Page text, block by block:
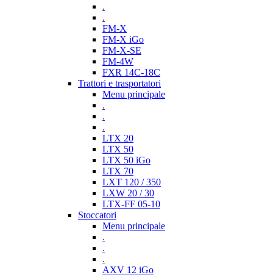
.
.
FM-X
FM-X iGo
FM-X-SE
FM-4W
FXR 14C-18C
Trattori e trasportatori
Menu principale
.
.
.
LTX 20
LTX 50
LTX 50 iGo
LTX 70
LXT 120 / 350
LXW 20 / 30
LTX-FF 05-10
Stoccatori
Menu principale
.
.
.
AXV 12 iGo